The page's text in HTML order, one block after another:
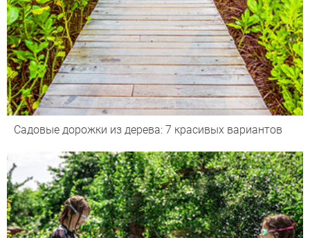
Садовые дорожки из дерева: 7 красивых вариантов